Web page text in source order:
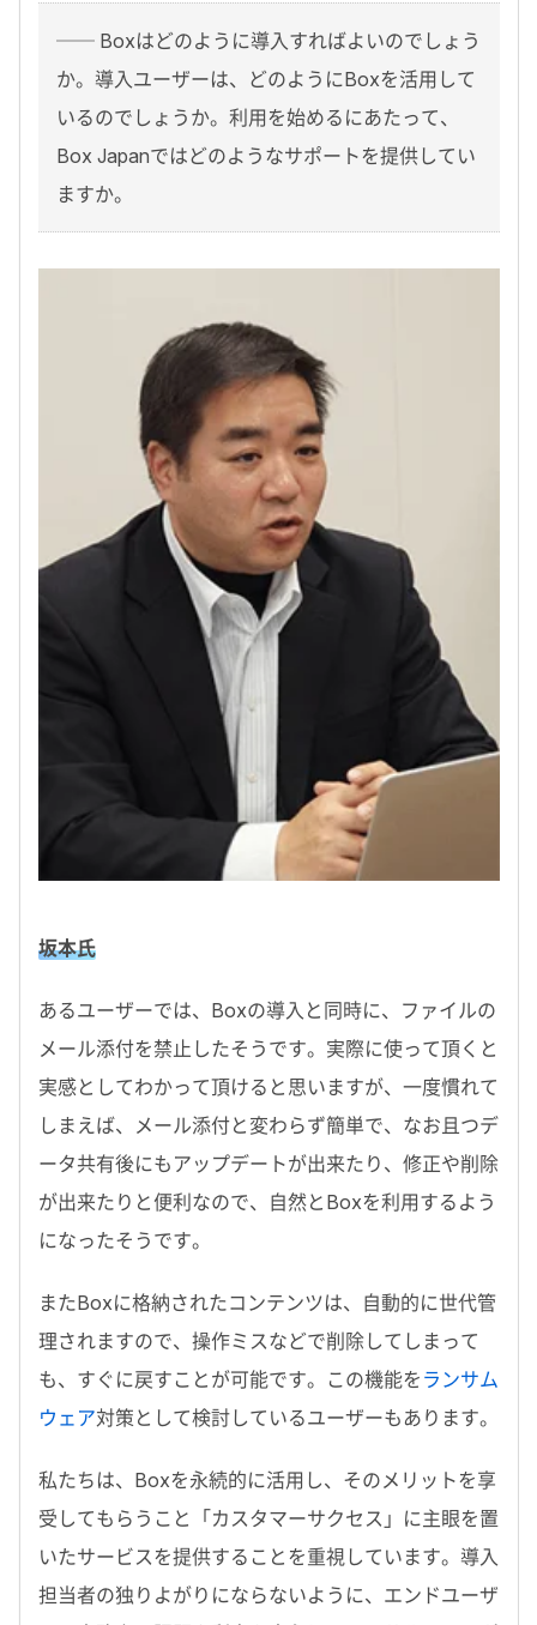
── Boxはどのように導入すればよいのでしょう
か。導入ユーザーは、どのようにBoxを活用して
いるのでしょうか。利用を始めるにあたって、
Box Japanではどのようなサポートを提供してい
ますか。
坂本氏
あるユーザーでは、Boxの導入と同時に、ファイルの
メール添付を禁止したそうです。実際に使って頂くと
実感としてわかって頂けると思いますが、一度慣れて
しまえば、メール添付と変わらず簡単で、なお且つデ
ータ共有後にもアップデートが出来たり、修正や削除
が出来たりと便利なので、自然とBoxを利用するよう
になったそうです。
またBoxに格納されたコンテンツは、自動的に世代管
理されますので、操作ミスなどで削除してしまって
も、すぐに戻すことが可能です。この機能を ランサム
ウェア対策として検討しているユーザーもあります。
私たちは、Boxを永続的に活用し、そのメリットを享
受してもらうこと「カスタマーサクセス」に主眼を置
いたサービスを提供することを重視しています。導入
担当者の独りよがりにならないように、エンドユーザ